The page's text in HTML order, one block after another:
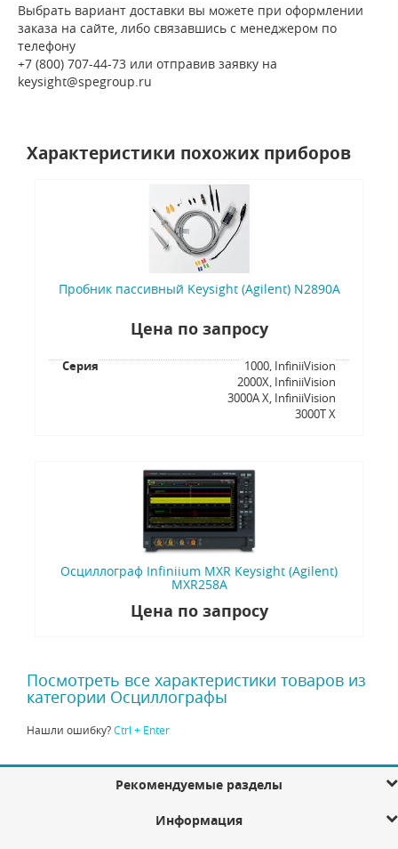
Выбрать вариант доставки вы можете при оформлении
заказа на сайте, либо связавшись с менеджером по
телефону
+7 (800) 707-44-73 или отправив заявку на
keysight@spegroup.ru
Характеристики похожих приборов
Пробник пассивный Keysight (Agilent) N2890A
Цена по запросу
Серия
1000, InfiniiVision
2000X, InfiniiVision
3000A X, InfiniiVision
3000T X
Осциллограф Infiniium MXR Keysight (Agilent)
MXR258A
Цена по запросу
Посмотреть все характеристики товаров из
категории Осциллографы
Нашли ошибку?Ctrl + Enter
Рекомендуемые разделы
Информация